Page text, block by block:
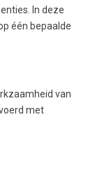
In deze
één bepaalde
van
met